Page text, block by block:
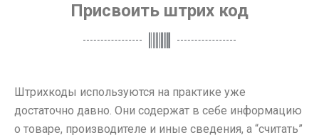
Присвоить штрих код
Штрихкоды используются на практике уже
достаточно давно. Они содержат в себе информацию
о товаре, производителе и иные сведения, а “считать”